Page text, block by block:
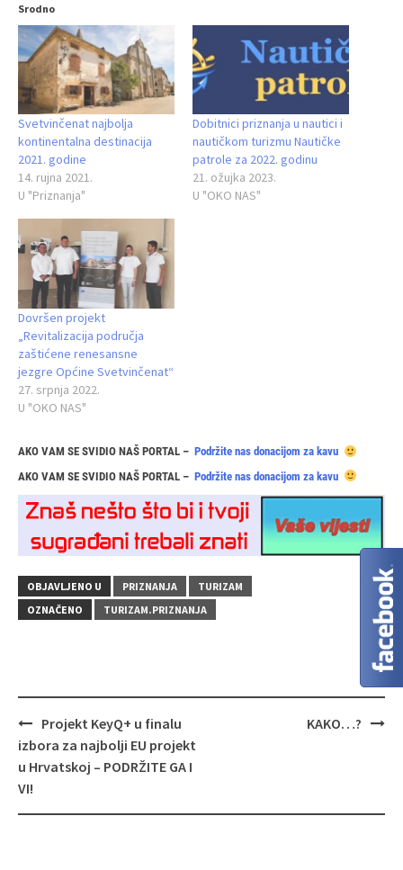
Srodno
Svetvinčenat najbolja
kontinentalna destinacija
2021. godine
14. rujna 2021.
U "Priznanja"
Dobitnici priznanja u nautici i
nautičkom turizmu Nautičke
patrole za 2022. godinu
21. ožujka 2023.
U "OKO NAS"
Dovršen projekt
„Revitalizacija područja
zaštićene renesansne
jezgre Općine Svetvinčenat“
27. srpnja 2022.
U "OKO NAS"
AKO VAM SE SVIDIO NAŠ PORTAL – Podržite nas donacijom za kavu
AKO VAM SE SVIDIO NAŠ PORTAL – Podržite nas donacijom za kavu
OBJAVLJENO U PRIZNANJA
TURIZAM
OZNAČENO
TURIZAM.PRIZNANJA
Navigacija
objava
Projekt KeyQ+ u finalu
izbora za najbolji EU projekt
u Hrvatskoj – PODRŽITE GA I
VI!
KAKO…?